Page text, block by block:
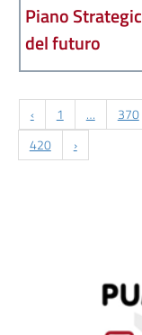
Piano
del futuro
‹ 1 … 370
420
›